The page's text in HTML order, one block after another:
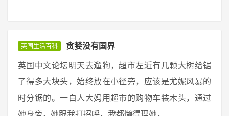
英国生活百科 贪婪没有国界
英国中文论坛明天去遛狗，超市左近有几颗大树给锯
了得多大块头，始终放在小径旁，应该是尤妮风暴的
时分锯的。一白人大妈用超市的购物车装木头，通过
她身旁，她跟我打招呼，我都懒得理她， ...